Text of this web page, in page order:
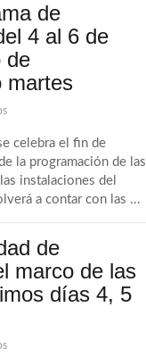
de
4 al 6 de
de
martes
celebra el fin de
la programación de las
instalaciones del
a contar con las ...
de
marco de las
días 4, 5